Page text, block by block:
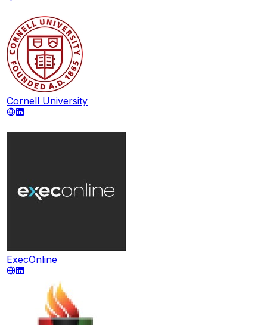
Cornell University
ExecOnline